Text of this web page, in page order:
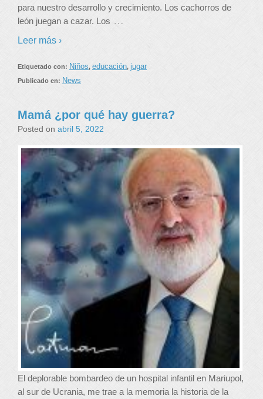
para nuestro desarrollo y crecimiento. Los cachorros de
león juegan a cazar. Los …
Leer más ›
Etiquetado con: Niños, educación, jugar
Publicado en: News
Mamá ¿por qué hay guerra?
Posted on abril 5, 2022
El deplorable bombardeo de un hospital infantil en Mariupol,
al sur de Ucrania, me trae a la memoria la historia de la